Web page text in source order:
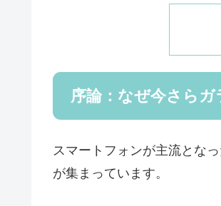
序論：なぜ今さらガ
スマートフォンが主流となっ
が集まっています。